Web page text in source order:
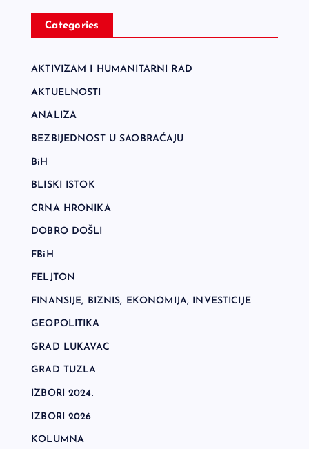
Categories
AKTIVIZAM I HUMANITARNI RAD
AKTUELNOSTI
ANALIZA
BEZBIJEDNOST U SAOBRAĆAJU
BiH
BLISKI ISTOK
CRNA HRONIKA
DOBRO DOŠLI
FBiH
FELJTON
FINANSIJE, BIZNIS, EKONOMIJA, INVESTICIJE
GEOPOLITIKA
GRAD LUKAVAC
GRAD TUZLA
IZBORI 2024.
IZBORI 2026
KOLUMNA